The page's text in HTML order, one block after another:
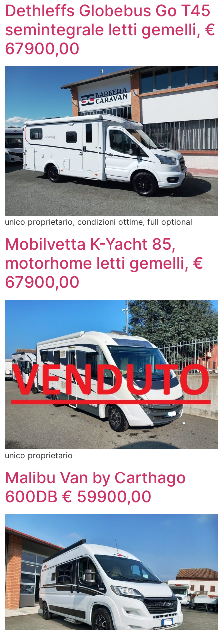
Dethleffs Globebus Go T45
semintegrale letti gemelli, €
67900,00
unico proprietario, condizioni ottime, full optional
Mobilvetta K-Yacht 85,
motorhome letti gemelli, €
67900,00
unico proprietario
Malibu Van by Carthago
600DB € 59900,00